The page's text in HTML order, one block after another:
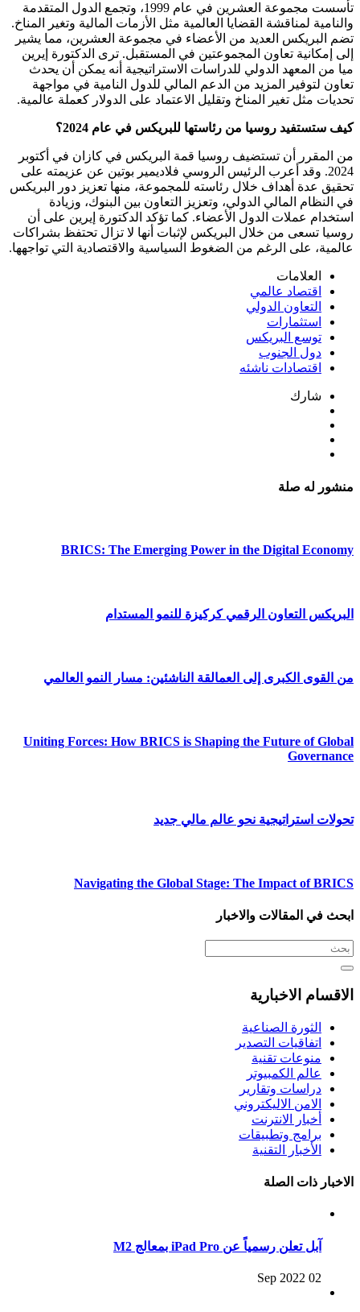
تأسست مجموعة العشرين في عام 1999، وتجمع الدول المتقدمة
والنامية لمناقشة القضايا العالمية مثل الأزمات المالية وتغير المناخ.
تضم البريكس العديد من الأعضاء في مجموعة العشرين، مما يشير
إلى إمكانية تعاون المجموعتين في المستقبل. ترى الدكتورة إيرين
ميا من المعهد الدولي للدراسات الاستراتيجية أنه يمكن أن يحدث
تعاون لتوفير المزيد من الدعم المالي للدول النامية في مواجهة
تحديات مثل تغير المناخ وتقليل الاعتماد على الدولار كعملة عالمية.
كيف ستستفيد روسيا من رئاستها للبريكس في عام 2024؟
من المقرر أن تستضيف روسيا قمة البريكس في كازان في أكتوبر
2024. وقد أعرب الرئيس الروسي فلاديمير بوتين عن عزيمته على
تحقيق عدة أهداف خلال رئاسته للمجموعة، منها تعزيز دور البريكس
في النظام المالي الدولي، وتعزيز التعاون بين البنوك، وزيادة
استخدام عملات الدول الأعضاء. كما تؤكد الدكتورة إيرين على أن
روسيا تسعى من خلال البريكس لإثبات أنها لا تزال تحتفظ بشراكات
عالمية، على الرغم من الضغوط السياسية والاقتصادية التي تواجهها.
العلامات
اقتصاد عالمي
التعاون الدولي
استثمارات
توسع البريكس
دول الجنوب
اقتصادات ناشئه
شارك
منشور له صلة
BRICS: The Emerging Power in the Digital Economy
البريكس التعاون الرقمي كركيزة للنمو المستدام
من القوى الكبرى إلى العمالقة الناشئين: مسار النمو العالمي
Uniting Forces: How BRICS is Shaping the Future of Global
Governance
تحولات استراتيجية نحو عالم مالي جديد
Navigating the Global Stage: The Impact of BRICS
ابحث في المقالات والاخبار
الاقسام الاخبارية
الثورة الصناعية
اتفاقيات التصدير
منوعات تقنية
عالم الكمبيوتر
دراسات وتقارير
الامن الاليكتروني
أخبار الانترنت
برامج وتطبيقات
الأخبار التقنية
الاخبار ذات الصلة
آبل تعلن رسمياً عن iPad Pro بمعالج M2
02 Sep 2022